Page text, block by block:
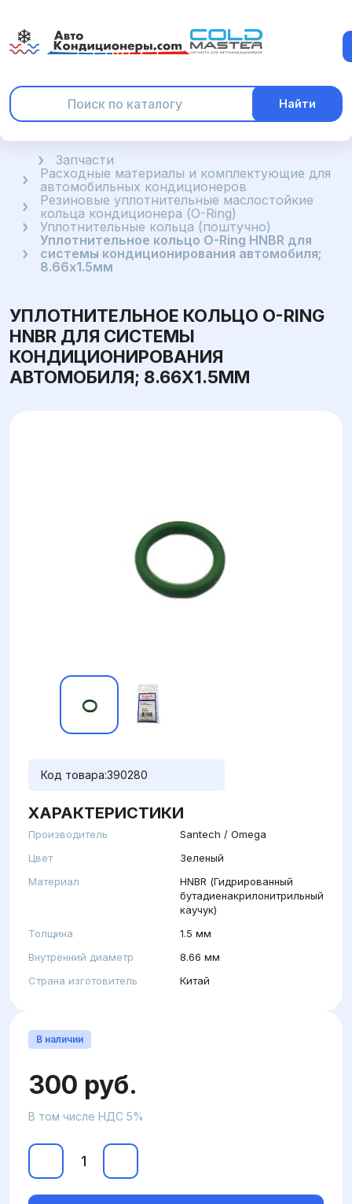
Найти
ГлавнаяЗапчасти
Расходные материалы и комплектующие для
автомобильных кондиционеров
Резиновые уплотнительные маслостойкие
кольца кондиционера (O-Ring)
Уплотнительные кольца (поштучно)
Уплотнительное кольцо O-Ring HNBR для
системы кондиционирования автомобиля;
8.66x1.5мм
УПЛОТНИТЕЛЬНОЕ КОЛЬЦО O-RING
HNBR ДЛЯ СИСТЕМЫ
КОНДИЦИОНИРОВАНИЯ
АВТОМОБИЛЯ; 8.66X1.5ММ
Код товара:390280
ХАРАКТЕРИСТИКИ
Производитель
Santech / Omega
Цвет
Зеленый
Материал
HNBR (Гидрированный
бутадиенакрилонитрильный
каучук)
Толщина
1.5 мм
Внутренний диаметр
8.66 мм
Страна изготовитель
Китай
В наличии
300 руб.
В том числе НДС 5%